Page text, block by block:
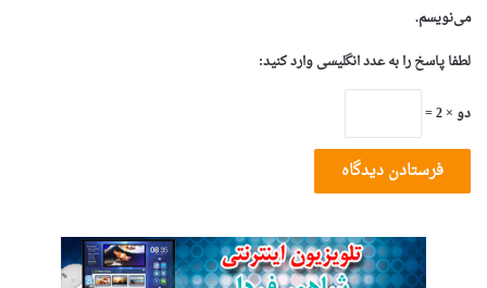
می‌نویسم.
لطفا پاسخ را به عدد انگلیسی وارد کنید:
دو × 2 =